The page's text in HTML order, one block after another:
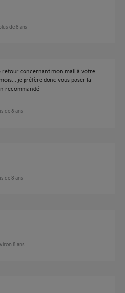
de 8 ans
retour concernant mon mail à votre
je préfère donc vous poser la
recommandé
de 8 ans
de 8 ans
8 ans